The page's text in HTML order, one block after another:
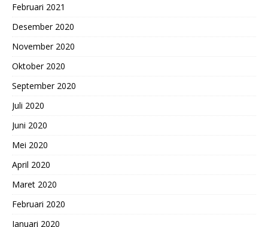
Februari 2021
Desember 2020
November 2020
Oktober 2020
September 2020
Juli 2020
Juni 2020
Mei 2020
April 2020
Maret 2020
Februari 2020
Januari 2020